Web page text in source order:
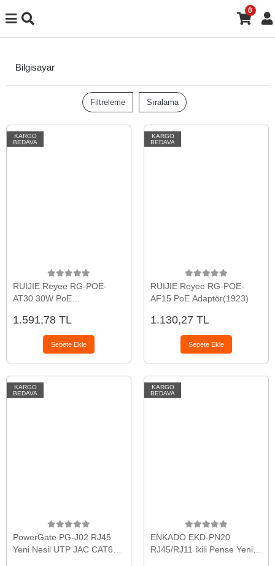
0
Bilgisayar
Filtreleme Sıralama
KARGO
BEDAVA
RUIJIE Reyee RG-POE-
AT30 30W PoE
1.591,78 TL
Sepete Ekle
KARGO
BEDAVA
RUIJIE Reyee RG-POE-
AF15 PoE Adaptör(1923)
1.130,27 TL
Sepete Ekle
KARGO
BEDAVA
PowerGate PG-J02 RJ45
Yeni Nesil UTP JAC CAT6
KARGO
BEDAVA
ENKADO EKD-PN20
RJ45/RJ11 ikili Pense Yeni